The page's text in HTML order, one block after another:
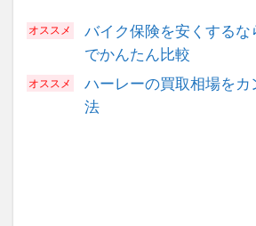
バイク保険を安くするな
でかんたん比較
ハーレーの買取相場を
法